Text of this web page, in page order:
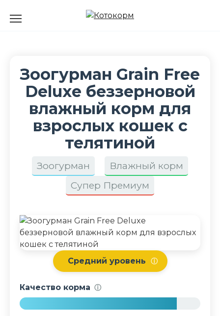
Зоогурман Grain Free
Deluxe беззерновой
влажный корм для
взрослых кошек с
телятиной
Зоогурман
Влажный корм
Супер Премиум
Средний уровень ⓘ
Качество корма ⓘ